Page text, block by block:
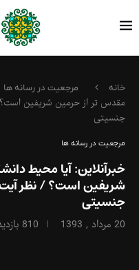
خانه مرجعیت در رسانه ها
مقدس تر از حرمین شریفین است؟ /
جنسیتی
مرجعیت در رسانه ها
خبرآنلاین: آیا محیط
شریفین است؟ / نظر آیت
جنسیتی
20 مرداد , 1393 810